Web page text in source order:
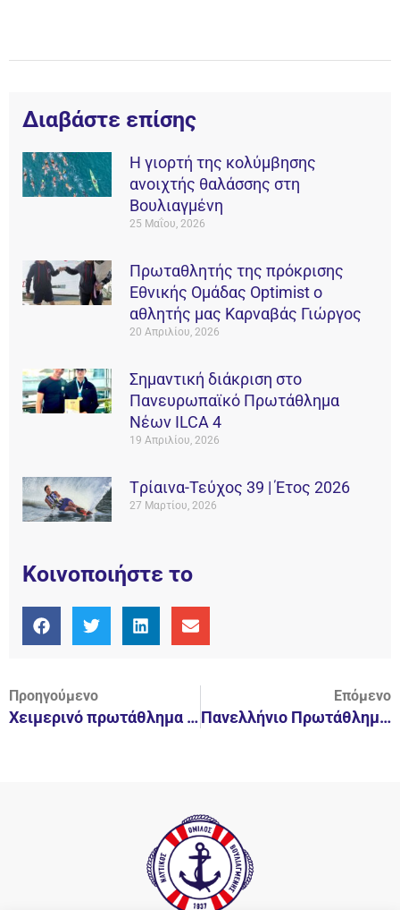
Διαβάστε επίσης
Η γιορτή της κολύμβησης
ανοιχτής θαλάσσης στη
Βουλιαγμένη
25 Μαΐου, 2026
Πρωταθλητής της πρόκρισης
Εθνικής Ομάδας Οptimist ο
αθλητής μας Καρναβάς Γιώργος
20 Απριλίου, 2026
Σημαντική διάκριση στο
Πανευρωπαϊκό Πρωτάθλημα
Νέων ILCA 4
19 Απριλίου, 2026
Tρίαινα-Τεύχος 39 | Έτος 2026
27 Μαρτίου, 2026
Κοινοποιήστε το
Προηγούμενο
Χειμερινό πρωτάθλημα τεχνικής κολύμβησης
Επόμενο
Πανελλήνιο Πρωτάθλημα Νεανίδων 10-12/3/17